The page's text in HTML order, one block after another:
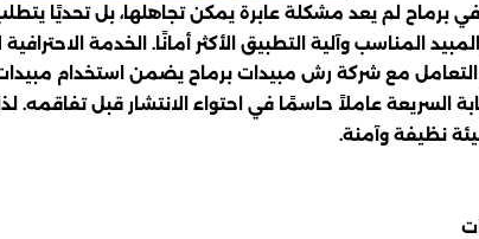
برماح لم يعد مشكلة عابرة يمكن تجاهلها، بل تحديًا
المناسب وآلية التطبيق الأكثر أمانًا. الخدمة
التعامل مع شركة رش مبيدات برماح يضمن استخدام
السريعة عاملاً حاسمًا في احتواء الانتشار قبل
نظيفة وآمنة.